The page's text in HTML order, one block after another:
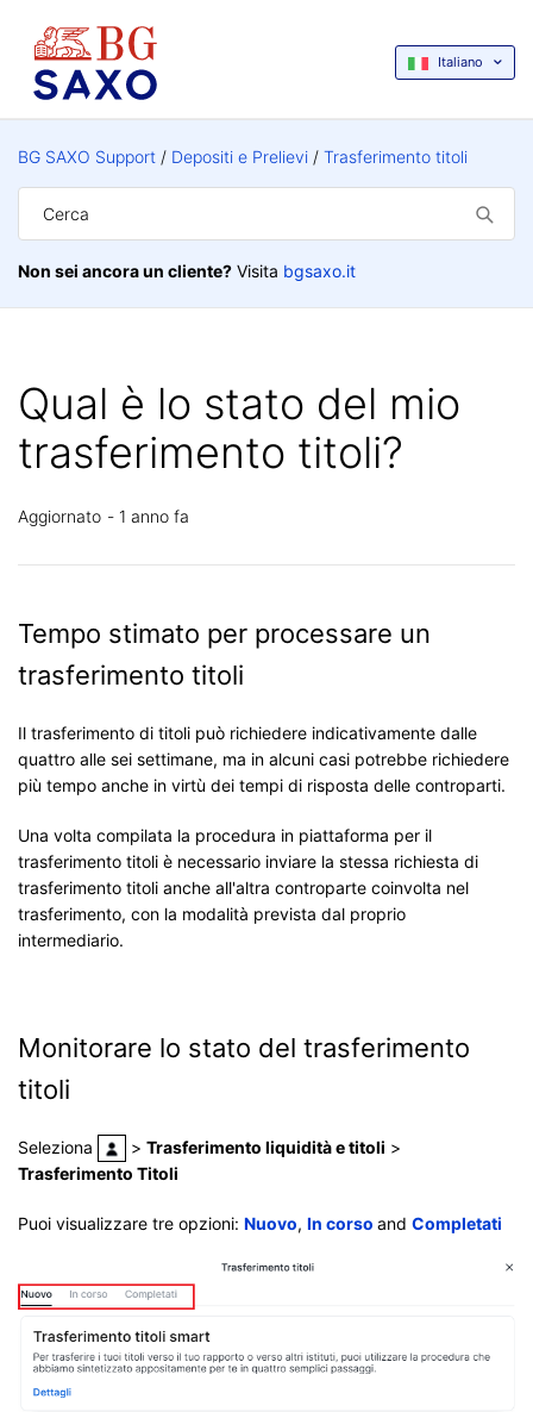
Italiano
BG SAXO Support Depositi e Prelievi Trasferimento titoli
Non sei ancora un cliente? Visita bgsaxo.it
Qual è lo stato del mio
trasferimento titoli?
Aggiornato 1 anno fa
Tempo stimato per processare un
trasferimento titoli
Il trasferimento di titoli può richiedere indicativamente dalle
quattro alle sei settimane, ma in alcuni casi potrebbe richiedere
più tempo anche in virtù dei tempi di risposta delle controparti.
Una volta compilata la procedura in piattaforma per il
trasferimento titoli è necessario inviare la stessa richiesta di
trasferimento titoli anche all'altra controparte coinvolta nel
trasferimento, con la modalità prevista dal proprio
intermediario.
Monitorare lo stato del trasferimento
titoli
Seleziona > Trasferimento liquidità e titoli >
Trasferimento Titoli
Puoi visualizzare tre opzioni: Nuovo, In corso and Completati